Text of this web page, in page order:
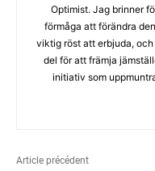
Optimist. Jag brinner
förmåga att förändra
viktig röst att erbjuda,
del för att främja
initiativ som
Article précédent